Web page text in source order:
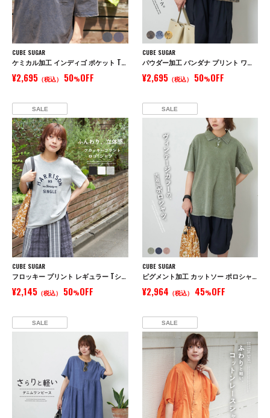
CUBE SUGAR
ケミカル加工 インディゴ ポケット Tシャツ
¥2,695 （税込） 50%OFF
CUBE SUGAR
パウダー加工 バンダナ プリント ワイド Tシャツ
¥2,695（税込） 50%OFF
SALE
CUBE SUGAR
フロッキー プリント レギュラー Tシャツ
¥2,145 （税込） 50%OFF
SALE
CUBE SUGAR
ピグメント加工 カットソー ポロシャツ
¥2,964 （税込） 45%OFF
SALE SALE